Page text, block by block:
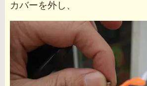
カバーを外し、